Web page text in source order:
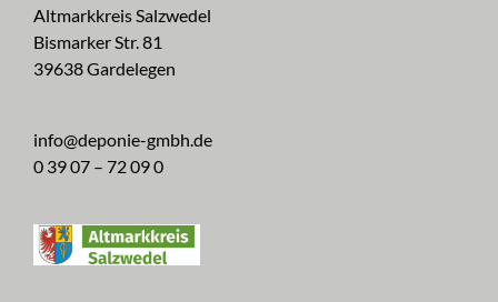
Altmarkkreis Salzwedel
Bismarker Str. 81
39638 Gardelegen
info@deponie-gmbh.de
0 39 07 – 72 09 0